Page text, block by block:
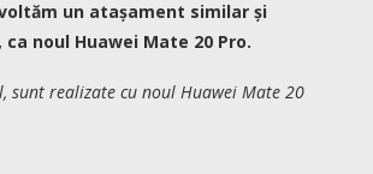
un atașament similar și
noul Huawei Mate 20 Pro.
sunt realizate cu noul Huawei Mate 20